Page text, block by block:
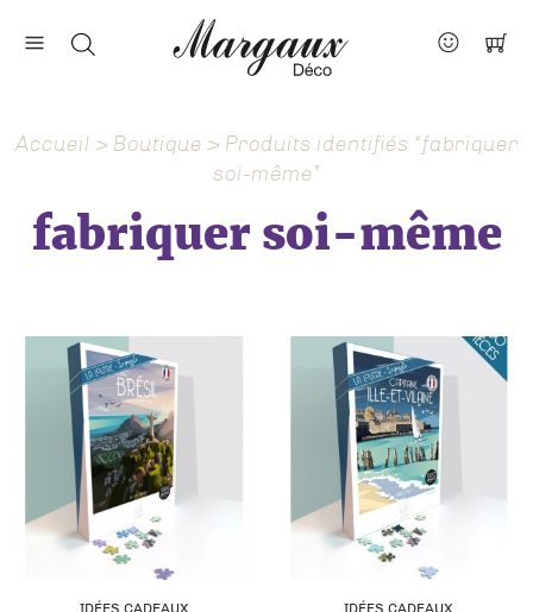
Nos marques
À propos
Accueil > Boutique > Produits identifiés “fabriquer
soi-même”
fabriquer soi-même
IDÉES CADEAUX IDÉES CADEAUX